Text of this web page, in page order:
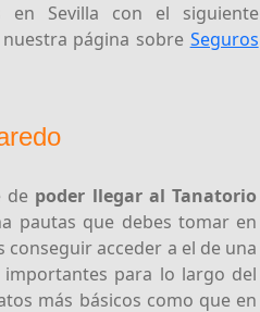
en Sevilla con el siguiente
página sobre Seguros
de poder llegar al Tanatorio
pautas que debes tomar en
acceder a el de una
para lo largo del
más básicos como que en